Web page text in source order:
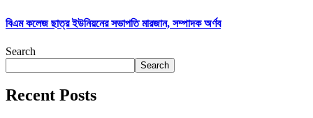
বিএম কলেজ ছাত্র ইউনিয়নের সভাপতি মারজান, সম্পাদক অর্ণব
Search
Search
Recent Posts